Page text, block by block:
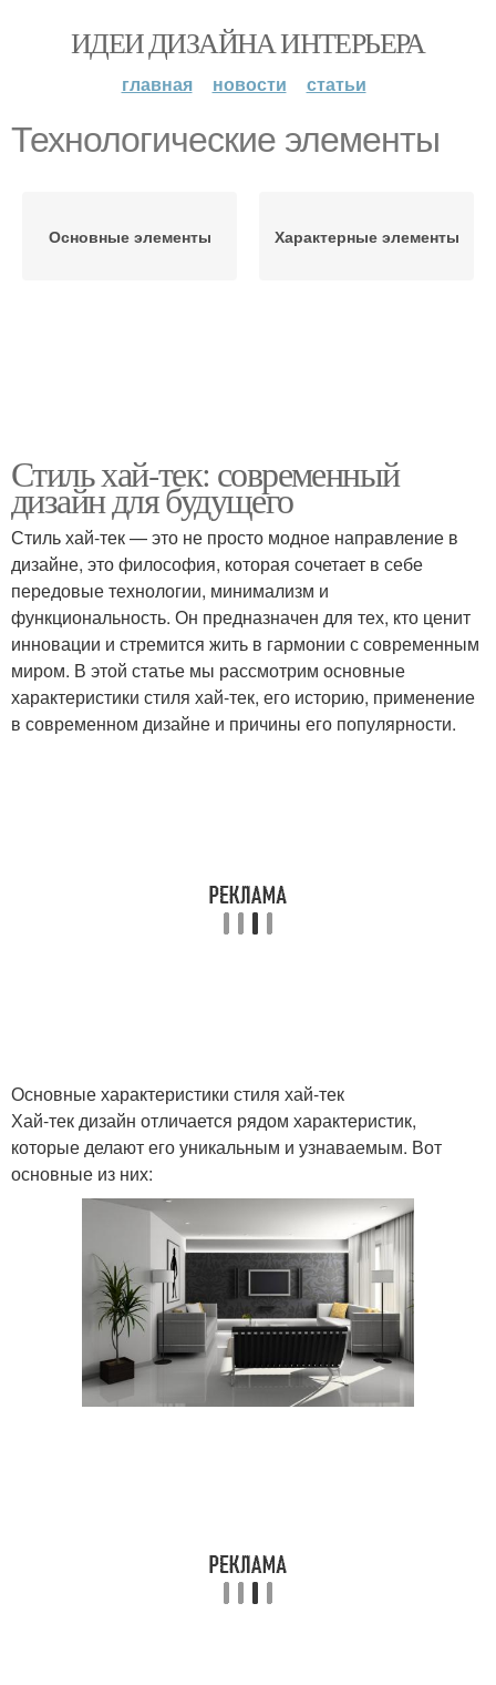
ИДЕИ ДИЗАЙНА ИНТЕРЬЕРА
главная новости статьи
Технологические элементы
Основные элементы Характерные элементы
Стиль хай-тек: современный
дизайн для будущего
Стиль хай-тек — это не просто модное направление в
дизайне, это философия, которая сочетает в себе
передовые технологии, минимализм и
функциональность. Он предназначен для тех, кто ценит
инновации и стремится жить в гармонии с современным
миром. В этой статье мы рассмотрим основные
характеристики стиля хай-тек, его историю, применение
в современном дизайне и причины его популярности.
Основные характеристики стиля хай-тек
Хай-тек дизайн отличается рядом характеристик,
которые делают его уникальным и узнаваемым. Вот
основные из них: